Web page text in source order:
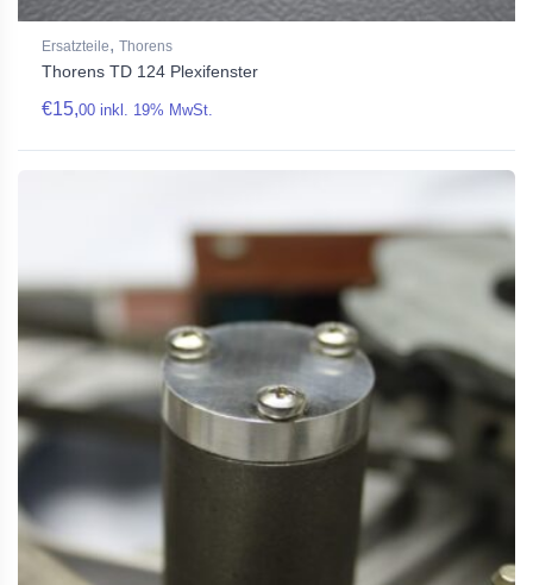
Ersatzteile, Thorens
Thorens TD 124 Plexifenster
€15,00 inkl. 19% MwSt.